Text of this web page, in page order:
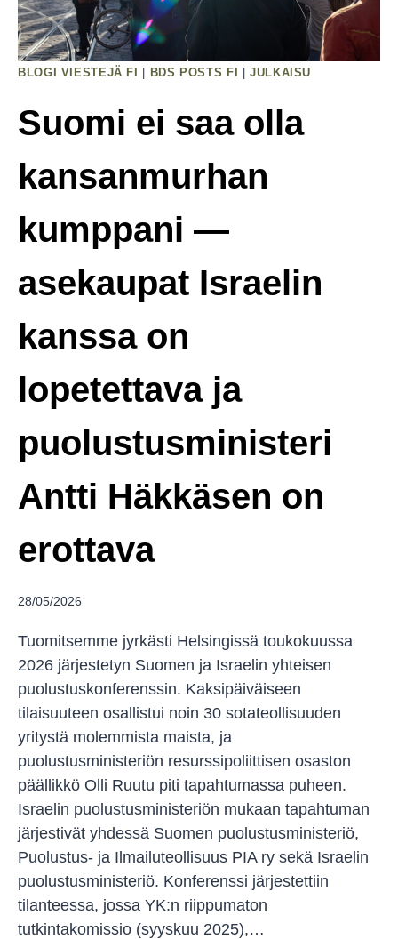
Arvojensa
Takana
Myös
Käytännössä
BLOGI VIESTEJÄ FI BDS POSTS FI |JULKAISU
Suomi ei saa olla
kansanmurhan
kumppani —
asekaupat Israelin
kanssa on
lopetettava ja
puolustusministeri
Antti Häkkäsen on
erottava
28/05/2026
Tuomitsemme jyrkästi Helsingissä toukokuussa
2026 järjestetyn Suomen ja Israelin yhteisen
puolustuskonferenssin. Kaksipäiväiseen
tilaisuuteen osallistui noin 30 sotateollisuuden
yritystä molemmista maista, ja
puolustusministeriön resurssipoliittisen osaston
päällikkö Olli Ruutu piti tapahtumassa puheen.
Israelin puolustusministeriön mukaan tapahtuman
järjestivät yhdessä Suomen puolustusministeriö,
Puolustus- ja Ilmailuteollisuus PIA ry sekä Israelin
puolustusministeriö. Konferenssi järjestettiin
tilanteessa, jossa YK:n riippumaton
tutkintakomissio (syyskuu 2025),…